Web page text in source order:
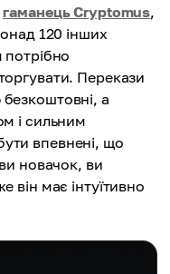
гаманець Cryptomus,
120 інших
Перекази
а
і сильним
впевнені, що
новачок, ви
він має інтуїтивно